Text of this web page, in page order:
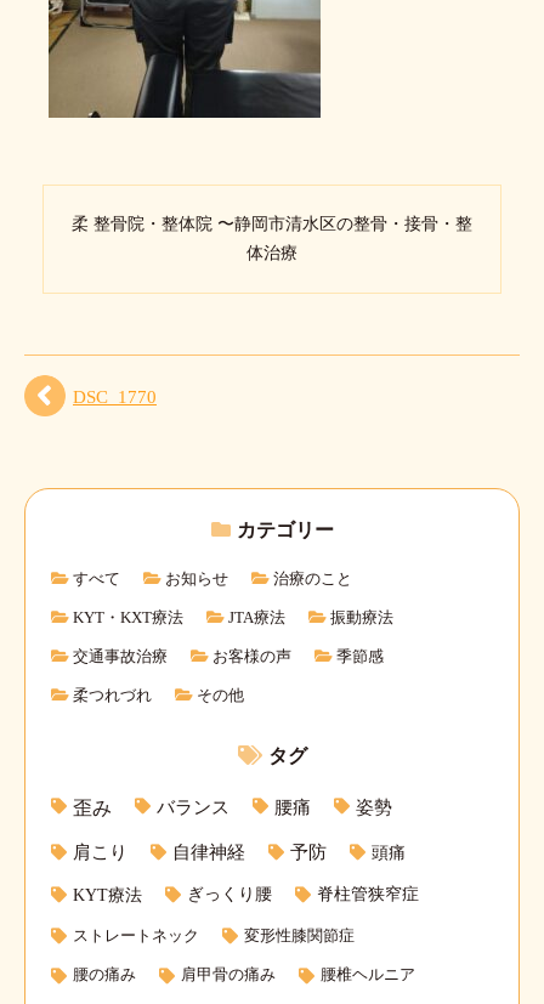
柔 整骨院・整体院 〜静岡市清水区の整骨・接骨・整
体治療
DSC_1770
カテゴリー
すべて お知らせ 治療のこと
KYT・KXT療法 JTA療法 振動療法
交通事故治療 お客様の声 季節感
柔つれづれ その他
タグ
歪み バランス 腰痛 姿勢
肩こり 自律神経 予防 頭痛
KYT療法 ぎっくり腰 脊柱管狭窄症
ストレートネック 変形性膝関節症
腰の痛み 肩甲骨の痛み 腰椎ヘルニア